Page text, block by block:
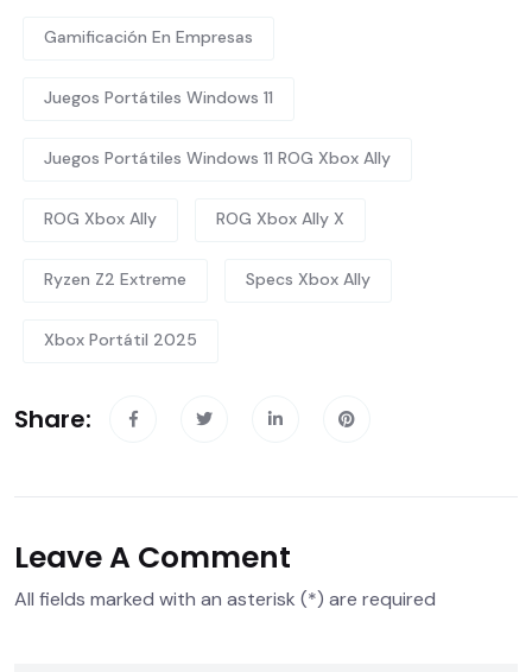
Gamificación En Empresas
Juegos Portátiles Windows 11
Juegos Portátiles Windows 11 ROG Xbox Ally
ROG Xbox Ally ROG Xbox Ally X
Ryzen Z2 Extreme Specs Xbox Ally
Xbox Portátil 2025
Share:
Leave A Comment
All fields marked with an asterisk (*) are required